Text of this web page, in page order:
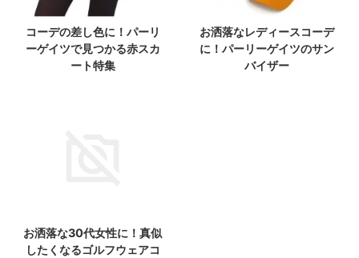
コーデの差し色に！パーリ
ーゲイツで見つかる赤スカ
ート特集
お洒落なレディースコーデ
に！パーリーゲイツのサン
バイザー
お洒落な30代女性に！真似
したくなるゴルフウェアコ